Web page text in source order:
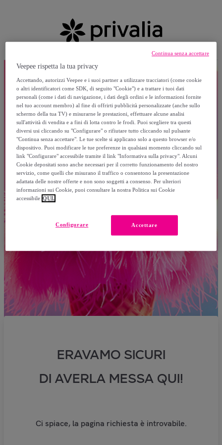
ERAVAMO SICURI
DI AVERLA MESSA QUI!
Ci spiace, la pagina richiesta è introvabile.
Veepee rispetta la tua privacy
Accettando, autorizzi Veepee e i suoi partner a utilizzare tracciatori (come cookie
o altri identificatori come SDK, di seguito "Cookie") e a trattare i tuoi dati
personali (come i dati di navigazione, i dati degli ordini e le informazioni fornite
nel tuo account membro) al fine di offrirti pubblicità personalizzate (anche sullo
schermo della tua TV) e misurarne le prestazioni, effettuare alcune analisi
sull'attività di vendita e a fini di lotta contro le frodi. Puoi scegliere tra questi
diversi usi cliccando su "Configurare" o rifiutare tutto cliccando sul pulsante
"Continua senza accettare". Le tue scelte si applicano solo a questo browser e/o
dispositivo. Puoi modificare le tue preferenze in qualsiasi momento cliccando sul
link "Configurare" accessibile tramite il link "Informativa sulla privacy". Alcuni
Cookie depositati sono anche necessari per il corretto funzionamento del nostro
servizio, come quelli che misurano il traffico o consentono la presentazione
adattata delle nostre offerte e non sono soggetti a consenso. Per ulteriori
informazioni sui Cookie, puoi consultare la nostra Politica sui Cookie
accessibile QUI.
Accettare
Configurare
Continua senza accettare